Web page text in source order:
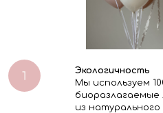
Экологичность
Мы используем
из натурального